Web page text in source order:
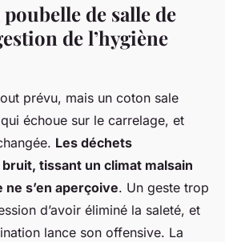
de salle de
de l’hygiène
prévu, mais un coton sale
échoue sur le carrelage, et
Les déchets
tissant un climat malsain
s’en aperçoive. Un geste trop
d’avoir éliminé la saleté, et
lance son offensive. La